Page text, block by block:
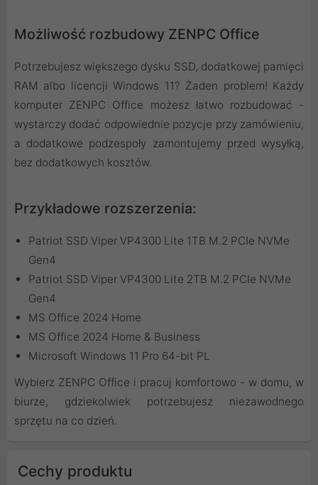
Możliwość rozbudowy ZENPC Office
Potrzebujesz większego dysku SSD, dodatkowej pamięci
RAM albo licencji Windows 11? Żaden problem! Każdy
komputer ZENPC Office możesz łatwo rozbudować -
wystarczy dodać odpowiednie pozycje przy zamówieniu,
a dodatkowe podzespoły zamontujemy przed wysyłką,
bez dodatkowych kosztów.
Przykładowe rozszerzenia:
Patriot SSD Viper VP4300 Lite 1TB M.2 PCIe NVMe
Gen4
Patriot SSD Viper VP4300 Lite 2TB M.2 PCIe NVMe
Gen4
MS Office 2024 Home
MS Office 2024 Home & Business
Microsoft Windows 11 Pro 64-bit PL
Wybierz ZENPC Office i pracuj komfortowo - w domu, w
biurze, gdziekolwiek potrzebujesz niezawodnego
sprzętu na co dzień.
Cechy produktu